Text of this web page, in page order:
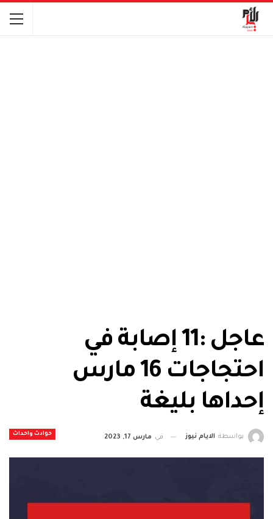
عاجل :11 إصابة في
احتجاجات 16 مارس
إحداها بليغة
حوادث واحداث بواسطة الايام نيوز في مارس 17, 2023